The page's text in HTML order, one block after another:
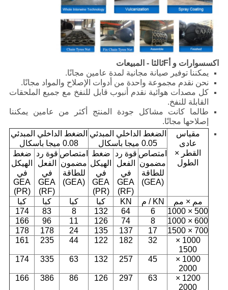
اكسسوارات و أ Fثالثا - المبيعات
يمكننا توفير صيانة مجانية لمدة عامين مجانًا.
نحن نقدم مجموعة واحدة من أدوات الإصلاح والمواد مجانًا.
كل مصدات هوائية نقدم أنبوب قابل للنفخ مع جميع الملحقات
القابلة للنفخ.
طالما كانت مشاكل جودة المنتج أكثر من عامين يمكننا
إصلاحها مجانًا.
مقياس
عادى
القطر ×
الطول
الضغط الداخلي المبدئي
0.05 ميجا باسكال
الضغط الداخلي المبدئي
0.08 ميجا باسكال
امتصاص
مضمون
للطاقة
(GEA)
قوة رد
الفعل
في
GEA
(RF)
ضغط
الهيكل
في
GEA
(PR)
امتصاص
مضمون
للطاقة
(GEA)
قوة رد
الفعل
في
GEA
(RF)
ضغط
الهيكل
في
GEA
(PR)
مم × مم
KN / م KN كبا كبا كبا
كبا
500 × 1000
6
64
132
8
83
174
600 × 1000
8
74
126
11
96
166
700 × 1500
17
137
135
24
178
178
1000 ×
1500
32
182
122
44
235
161
1000 ×
2000
45
257
132
63
335
174
1200 ×
2000
63
297
126
86
386
166